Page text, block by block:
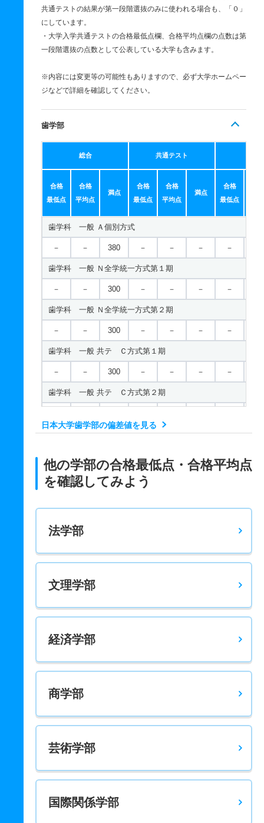
共通テストの結果が第一段階選抜のみに使われる場合も、「０」
にしています。
・大学入学共通テストの合格最低点欄、合格平均点欄の点数は第
一段階選抜の点数として公表している大学も含みます。
※内容には変更等の可能性もありますので、必ず大学ホームペー
ジなどで詳細を確認してください。
歯学部
総合 共通テスト
合格
最低点
合格
平均点
満点
合格
最低点
合格
平均点
満点
合格
最低点
歯学科 一般 Ａ個別方式
－ － 380 － － － －
歯学科 一般 Ｎ全学統一方式第１期
－ － 300 － － － －
歯学科 一般 Ｎ全学統一方式第２期
－ － 300 － － － －
歯学科 一般 共テ Ｃ方式第１期
－ － 300 － － － －
歯学科 一般 共テ Ｃ方式第２期
日本大学歯学部の偏差値を見る
他の学部の合格最低点・合格平均点
を確認してみよう
法学部
文理学部
経済学部
商学部
芸術学部
国際関係学部